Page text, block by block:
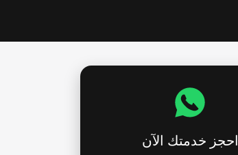
احجز خدمتك الآن